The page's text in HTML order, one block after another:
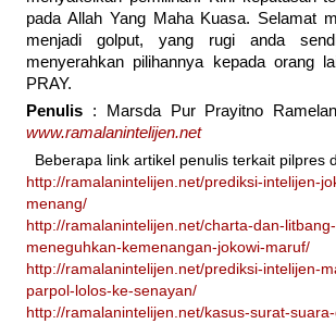
pada Allah Yang Maha Kuasa. Selamat
menjadi golput, yang rugi anda
menyerahkan pilihannya kepada orang
PRAY.
Penulis : Marsda Pur Prayitno
www.ramalanintelijen.net
Beberapa link artikel penulis terkait pilpres
http://ramalanintelijen.net/prediksi-intelijen-
menang/
http://ramalanintelijen.net/charta-dan-
meneguhkan-kemenangan-jokowi-maruf/
http://ramalanintelijen.net/prediksi-intelijen-
parpol-lolos-ke-senayan/
http://ramalanintelijen.net/kasus-surat-